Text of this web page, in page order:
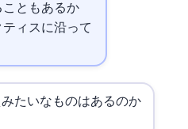
こともあるか
ィスに沿って
みたいなものはあるのか